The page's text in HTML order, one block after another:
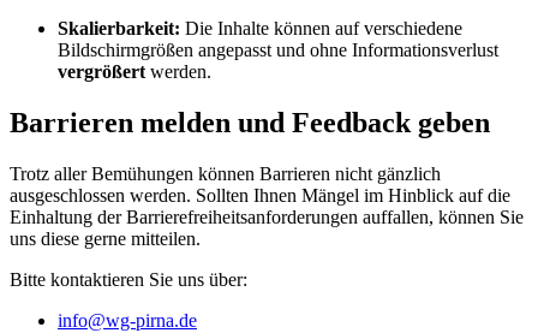
Skalierbarkeit: Die Inhalte können auf verschiedene
Bildschirmgrößen angepasst und ohne Informationsverlust
vergrößert werden.
Barrieren melden und Feedback geben
Trotz aller Bemühungen können Barrieren nicht gänzlich
ausgeschlossen werden. Sollten Ihnen Mängel im Hinblick auf die
Einhaltung der Barrierefreiheitsanforderungen auffallen, können Sie
uns diese gerne mitteilen.
Bitte kontaktieren Sie uns über:
info@wg-pirna.de